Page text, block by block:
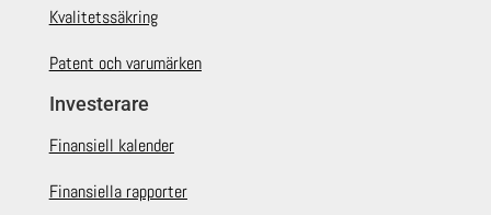
Kvalitetssäkring
Patent och varumärken
Investerare
Finansiell kalender
Finansiella rapporter